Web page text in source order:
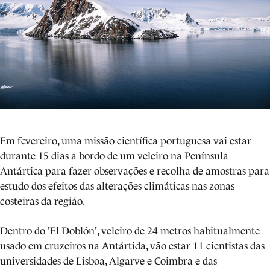
Em fevereiro, uma missão científica portuguesa vai estar
durante 15 dias a bordo de um veleiro na Península
Antártica para fazer observações e recolha de amostras para
estudo dos efeitos das alterações climáticas nas zonas
costeiras da região.
Dentro do 'El Doblón', veleiro de 24 metros habitualmente
usado em cruzeiros na Antártida, vão estar 11 cientistas das
universidades de Lisboa, Algarve e Coimbra e das